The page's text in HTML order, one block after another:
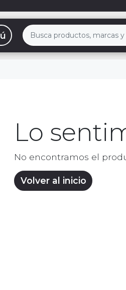
Lo
No encontramos el
Volver al inicio